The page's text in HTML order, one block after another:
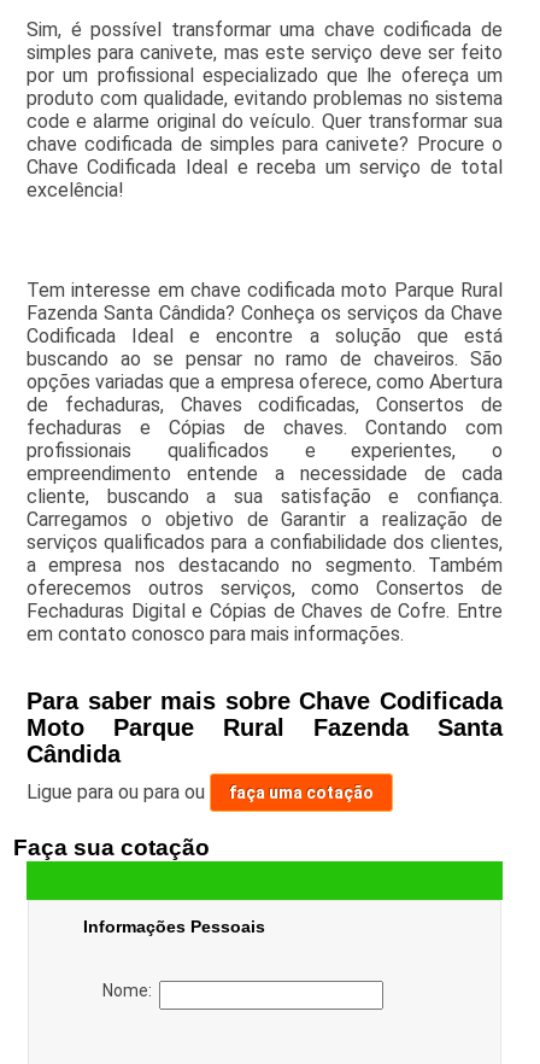
Sim, é possível transformar uma chave codificada de
simples para canivete, mas este serviço deve ser feito
por um profissional especializado que lhe ofereça um
produto com qualidade, evitando problemas no sistema
code e alarme original do veículo. Quer transformar sua
chave codificada de simples para canivete? Procure o
Chave Codificada Ideal e receba um serviço de total
excelência!
Tem interesse em chave codificada moto Parque Rural
Fazenda Santa Cândida? Conheça os serviços da Chave
Codificada Ideal e encontre a solução que está
buscando ao se pensar no ramo de chaveiros. São
opções variadas que a empresa oferece, como Abertura
de fechaduras, Chaves codificadas, Consertos de
fechaduras e Cópias de chaves. Contando com
profissionais qualificados e experientes, o
empreendimento entende a necessidade de cada
cliente, buscando a sua satisfação e confiança.
Carregamos o objetivo de Garantir a realização de
serviços qualificados para a confiabilidade dos clientes,
a empresa nos destacando no segmento. Também
oferecemos outros serviços, como Consertos de
Fechaduras Digital e Cópias de Chaves de Cofre. Entre
em contato conosco para mais informações.
Para saber mais sobre Chave Codificada
Moto Parque Rural Fazenda Santa
Cândida
Ligue para ou para ou faça uma cotação
Faça sua cotação
Informações Pessoais
Nome: